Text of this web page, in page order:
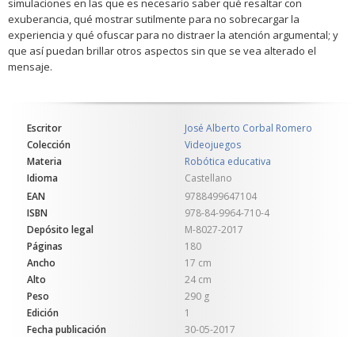
simulaciones en las que es necesario saber qué resaltar con
exuberancia, qué mostrar sutilmente para no sobrecargar la
experiencia y qué ofuscar para no distraer la atención argumental; y
que así puedan brillar otros aspectos sin que se vea alterado el
mensaje.
Escritor
José Alberto Corbal Romero
Colección
Videojuegos
Materia
Robótica educativa
Idioma
Castellano
EAN
9788499647104
ISBN
978-84-9964-710-4
Depósito legal
M-8027-2017
Páginas
180
Ancho
17 cm
Alto
24 cm
Peso
290 g
Edición
1
Fecha publicación
30-05-2017